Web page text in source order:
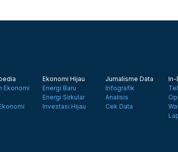
Ekonomi
Ekonomi Hijau
Energi Baru
Energi Sirkular
Investasi Hijau
Jurnalisme Data
Infografik
Analisis
Cek Data
In-